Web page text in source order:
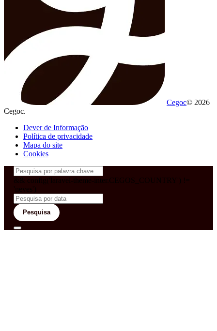
Cegoc© 2026
Cegoc.
Dever de Informação
Política de privacidade
Mapa do site
Cookies
&& config('laravel-theme-inter.CEGOS_COUNTRY') !=
'neves')
Pesquisa